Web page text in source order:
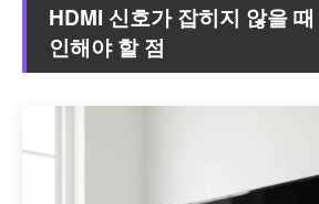
HDMI 신호가 잡히지 않을
인해야 할 점